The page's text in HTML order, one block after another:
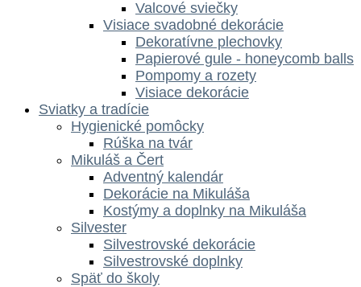
Valcové sviečky
Visiace svadobné dekorácie
Dekoratívne plechovky
Papierové gule - honeycomb balls
Pompomy a rozety
Visiace dekorácie
Sviatky a tradície
Hygienické pomôcky
Rúška na tvár
Mikuláš a Čert
Adventný kalendár
Dekorácie na Mikuláša
Kostýmy a doplnky na Mikuláša
Silvester
Silvestrovské dekorácie
Silvestrovské doplnky
Späť do školy